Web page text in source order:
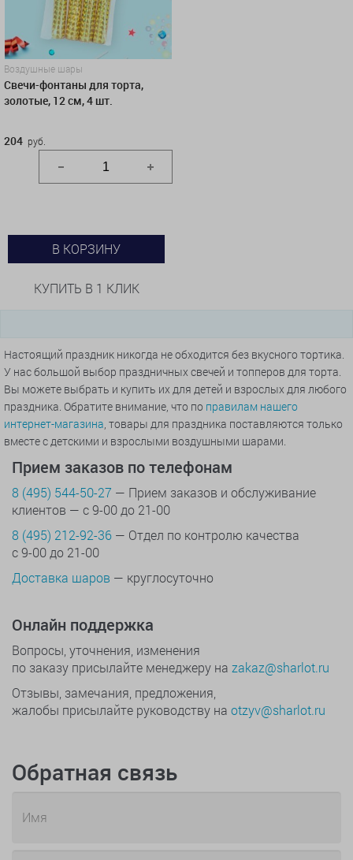
Воздушные шары
Свечи-фонтаны для торта,
золотые, 12 см, 4 шт.
204 руб.
В КОРЗИНУ
КУПИТЬ В 1 КЛИК
Настоящий праздник никогда не обходится без вкусного тортика.
У нас большой выбор праздничных свечей и топперов для торта.
Вы можете выбрать и купить их для детей и взрослых для любого
праздника. Обратите внимание, что по правилам нашего
интернет-магазина , товары для праздника поставляются только
вместе с детскими и взрослыми воздушными шарами.
Прием заказов по телефонам
8 (495) 544-50-27 — Прием заказов и обслуживание
клиентов — с 9-00 до 21-00
8 (495) 212-92-36 — Отдел по контролю качества
с 9-00 до 21-00
Доставка шаров — круглосуточно
Онлайн поддержка
Вопросы, уточнения, изменения
по заказу присылайте менеджеру на zakaz@sharlot.ru
Отзывы, замечания, предложения,
жалобы присылайте руководству на otzyv@sharlot.ru
Обратная связь